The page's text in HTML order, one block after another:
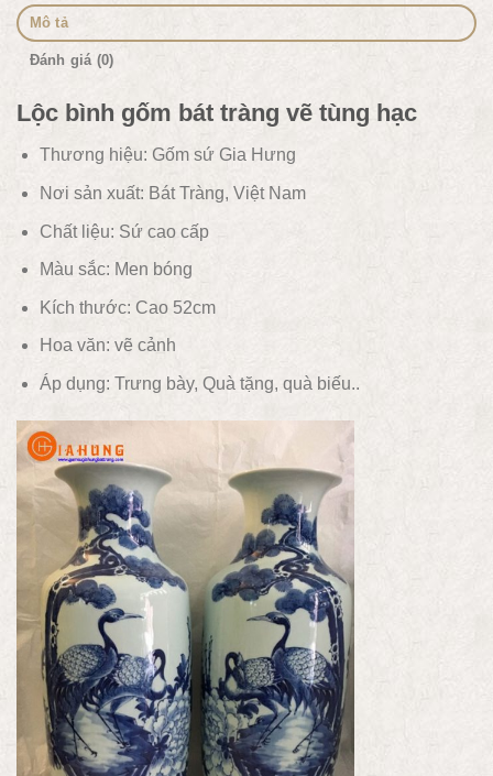
Mô tả
Đánh giá (0)
Lộc bình gốm bát tràng vẽ tùng hạc
Thương hiệu: Gốm sứ Gia Hưng
Nơi sản xuất: Bát Tràng, Việt Nam
Chất liệu: Sứ cao cấp
Màu sắc: Men bóng
Kích thước: Cao 52cm
Hoa văn: vẽ cảnh
Áp dụng: Trưng bày, Quà tặng, quà biếu..